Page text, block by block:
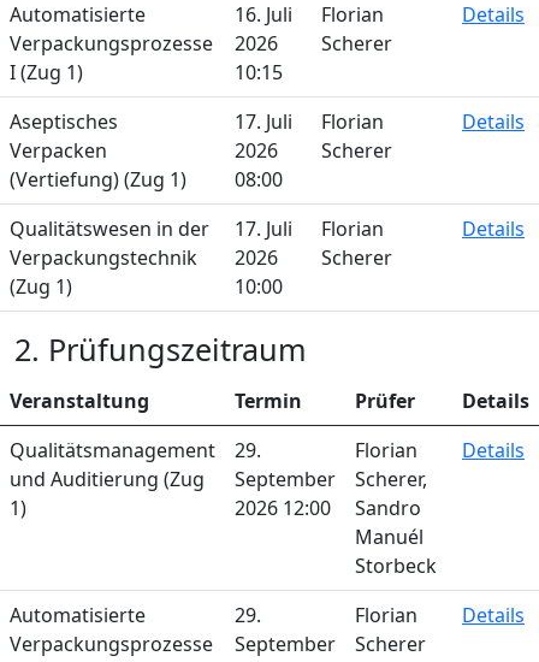
Automatisierte
Verpackungsprozesse
I (Zug 1)
16. Juli
2026
10:15
Florian
Scherer
Details
Aseptisches
Verpacken
(Vertiefung) (Zug 1)
17. Juli
2026
08:00
Florian
Scherer
Details
Qualitätswesen in der
Verpackungstechnik
(Zug 1)
17. Juli
2026
10:00
Florian
Scherer
Details
2. Prüfungszeitraum
Veranstaltung Termin Prüfer
Details
Qualitätsmanagement
und Auditierung (Zug
1)
29.
September
2026 12:00
Florian
Scherer,
Sandro
Manuél
Storbeck
Details
Automatisierte
Verpackungsprozesse
29.
September
Florian
Scherer
Details